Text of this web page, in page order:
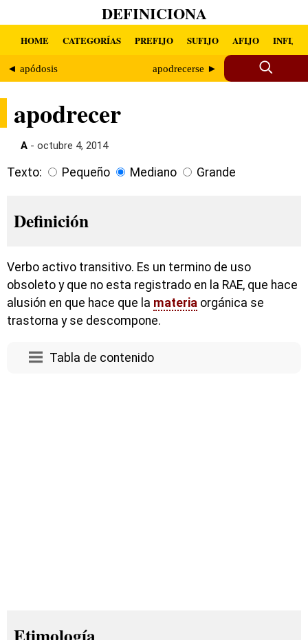
DEFINICIONA
HOME CATEGORÍAS PREFIJO SUFIJO AFIJO INFIJO
◄ apódosis apodrecerse ►
apodrecer
A - octubre 4, 2014
Texto: Pequeño Mediano Grande
Definición
Verbo activo transitivo. Es un termino de uso
obsoleto y que no esta registrado en la RAE, que hace
alusión en que hace que la materia orgánica se
trastorna y se descompone.
Tabla de contenido